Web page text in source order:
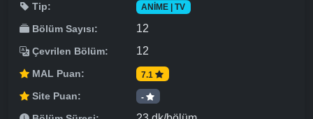
Tip: ANIME | TV
Bölüm Sayısı: 12
Çevrilen Bölüm: 12
MAL Puan: 7.1
Site Puan: -